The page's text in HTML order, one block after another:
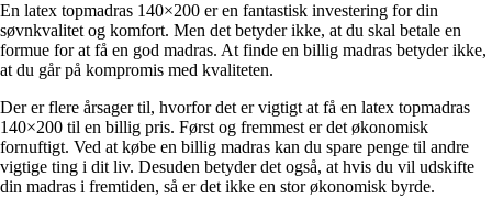
En latex topmadras 140×200 er en fantastisk investering for din
søvnkvalitet og komfort. Men det betyder ikke, at du skal betale en
formue for at få en god madras. At finde en billig madras betyder ikke,
at du går på kompromis med kvaliteten.
Der er flere årsager til, hvorfor det er vigtigt at få en latex topmadras
140×200 til en billig pris. Først og fremmest er det økonomisk
fornuftigt. Ved at købe en billig madras kan du spare penge til andre
vigtige ting i dit liv. Desuden betyder det også, at hvis du vil udskifte
din madras i fremtiden, så er det ikke en stor økonomisk byrde.